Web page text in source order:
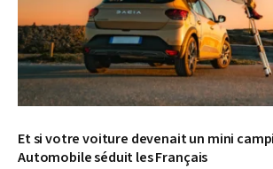
Et si votre voiture devenait un mini
Automobile séduit les Français